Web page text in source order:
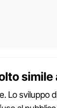
simile
Lo sviluppo